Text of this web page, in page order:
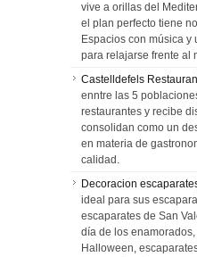
vive a orillas del
el plan perfecto tiene
Espacios con música
para relajarse frente al
Castelldefels
enntre las 5
restaurantes y recibe
consolidan como un
en materia de
calidad.
Decoracion
ideal para sus
escaparates de San
día de los
Halloween,